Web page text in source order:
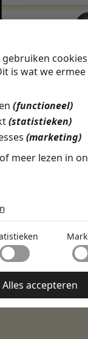
gebruiken
is wat we ermee
(functioneel)
(statistieken)
(marketing)
meer lezen in
toegang tot
te maken. Zonder
functioneren.
informatie
gedraagt of
de regio waarin
te begrijpen
informatie
op
Alles accepteren